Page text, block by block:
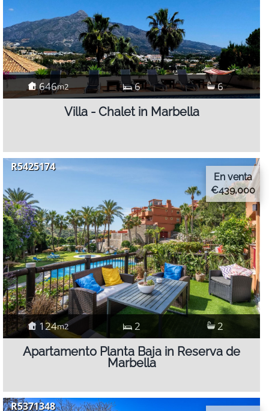
646m2 6 6
Villa - Chalet in Marbella
R5425174
En venta
€439,000
124m2 2 2
Apartamento Planta Baja in Reserva de
Marbella
R5371348